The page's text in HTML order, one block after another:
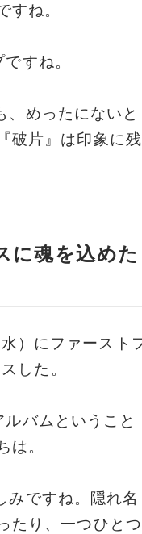
すね。
すね。
、めったにないと
破片』は印象に残
に魂を込めた
）にファースト
した。
ルバムということ
は。
みですね。隠れ名
たり、一つひとつ